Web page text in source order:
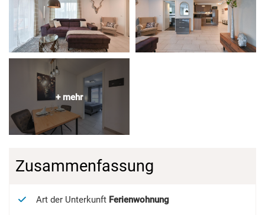
Zusammenfassung
Art der Unterkunft Ferienwohnung